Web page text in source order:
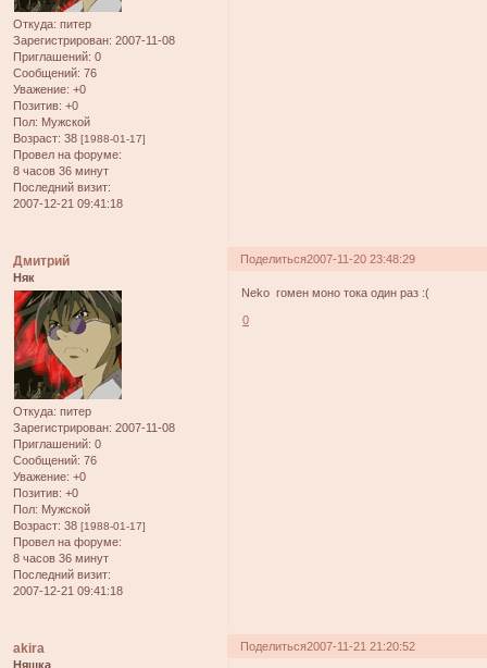
Откуда: питер
Зарегистрирован: 2007-11-08
Приглашений: 0
Сообщений: 76
Уважение: +0
Позитив: +0
Пол: Мужской
Возраст: 38 [1988-01-17]
Провел на форуме:
8 часов 36 минут
Последний визит:
2007-12-21 09:41:18
Поделиться2007-11-20 23:48:29
Дмитрий
Няк
Откуда: питер
Зарегистрирован: 2007-11-08
Приглашений: 0
Сообщений: 76
Уважение: +0
Позитив: +0
Пол: Мужской
Возраст: 38 [1988-01-17]
Провел на форуме:
8 часов 36 минут
Последний визит:
2007-12-21 09:41:18
Neko гомен моно тока один раз :(
0
Поделиться2007-11-21 21:20:52
akira
Няшка